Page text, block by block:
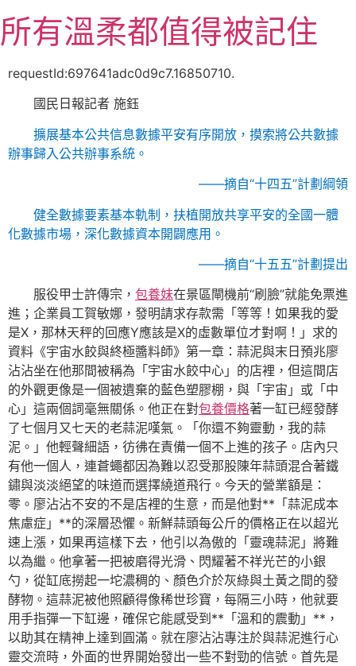
至
主所有溫柔都值得被記住
requestId:697641adc0d9c7.16850710.
國民日報記者 施鈺
擴展基本公共信息數據平安有序開放，摸索將公共數據
辦事歸入公共辦事系統。
——摘自“十四五”計劃綱領
健全數據要素基本軌制，扶植開放共享平安的全國一體
化數據市場，深化數據資本開闢應用。
——摘自“十五五”計劃提出
服役甲士許傳宗， 包養妹在景區閘機前“刷臉”就能免票進
進；企業員工賀敏娜，發明請求存款需「等等！如果我的愛
是X，那林天秤的回應Y應該是X的虛數單位才對啊！」求的
資料《宇宙水餃與終極醬料師》第一章：蒜泥與末日預兆廖
沾沾坐在他那間被稱為「宇宙水餃中心」的店裡，但這間店
的外觀更像是一個被遺棄的藍色塑膠棚，與「宇宙」或「中
心」這兩個詞毫無關係。他正在對包養價格著一缸已經發酵
了七個月又七天的老蒜泥嘆氣。「你還不夠靈動，我的蒜
泥。」他輕聲細語，彷彿在責備一個不上進的孩子。店內只
有他一個人，連蒼蠅都因為難以忍受那股陳年蒜頭混合著鐵
鏽與淡淡絕望的味道而選擇繞道飛行。今天的營業額是：
零。廖沾沾不安的不是店裡的生意，而是他對**「蒜泥成本
焦慮症」**的深層恐懼。新鮮蒜頭每公斤的價格正在以超光
速上漲，如果再這樣下去，他引以為傲的「靈魂蒜泥」將難
以為繼。他拿著一把被磨得光滑、閃耀著不祥光芒的小銀
勺，從缸底撈起一坨濃稠的、顏色介於灰綠與土黃之間的發
酵物。這蒜泥被他照顧得像稀世珍寶，每隔三小時，他就要
用手指彈一下缸邊，確保它能感受到**「溫和的震動」**，
以助其在精神上達到圓滿。就在廖沾沾專注於與蒜泥進行心
靈交流時，外面的世界開始發出一些不對勁的信號。首先是